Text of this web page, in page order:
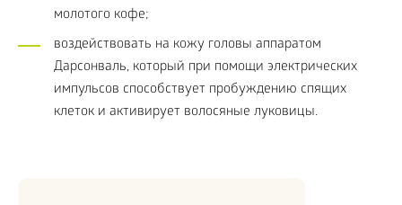
молотого кофе;
воздействовать на кожу головы аппаратом
Дарсонваль, который при помощи электрических
импульсов способствует пробуждению спящих
клеток и активирует волосяные луковицы.